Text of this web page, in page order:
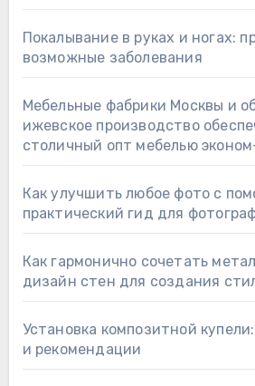
Покалывание в руках и ногах:
возможные заболевания
Мебельные фабрики Москвы и
ижевское производство
столичный опт мебелью
Как улучшить любое фото с
практический гид для
Как гармонично сочетать
дизайн стен для создания
Установка композитной
и рекомендации